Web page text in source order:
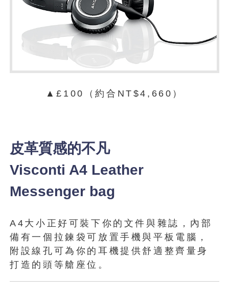
▲£100（約合NT$4,660）
皮革質感的不凡
Visconti A4 Leather
Messenger bag
A4大小正好可裝下你的文件與雜誌，內部
備有一個拉鍊袋可放置手機與平板電腦，
附設線孔可為你的耳機提供舒適整齊量身
打造的頭等艙座位。